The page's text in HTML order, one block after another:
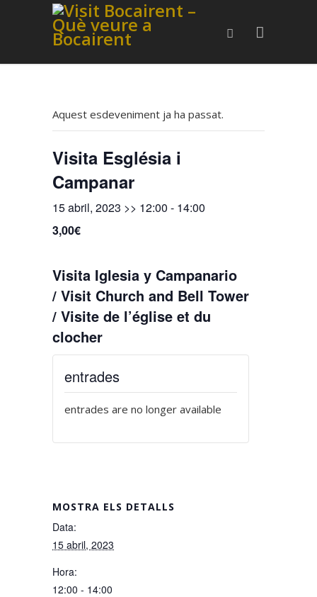
Aquest esdeveniment ja ha passat.
Visita Església i
Campanar
15 abril, 2023 >> 12:00 - 14:00
3,00€
Visita Iglesia y Campanario
/ Visit Church and Bell Tower
/ Visite de l’église et du
clocher
MOSTRA ELS DETALLS
Data:
15 abril, 2023
Hora:
12:00 - 14:00
entrades
entrades are no longer available